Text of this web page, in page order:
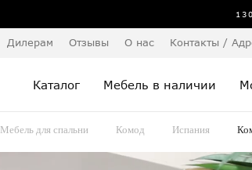
Дилерам Отзывы О нас Контакты /
Каталог Мебель в наличии
Мебель для спальни Комод Испания